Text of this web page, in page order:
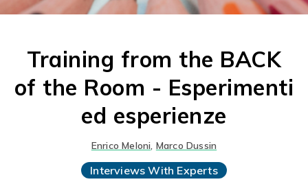
Training from the BACK
of the Room - Esperimenti
ed esperienze
Enrico Meloni, Marco Dussin
Interviews With Experts